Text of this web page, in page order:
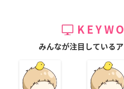
みんなが注目している